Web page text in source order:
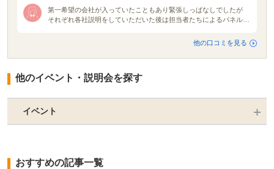
第一希望の会社が入っていたこともあり緊張しっぱなしでしたが
それぞれ各社説明をしていただいた後は担当者たちによるパネルデ
通の説明会でしたらもっとたっぷり時間をかけて説明をしてくれる
のですが、今回は会社の魅力などを伝えてもらものなので参加した
私たちは「え？もう終わり？」と思いました。ですがパネルディス
くる各社の色や使命、魅力を感じられました。 合同説明会の雰囲
が解禁される月初に行う合同説明会が1番活気で溢れていたと思い
ます。規模も大きかったですまた名前が知られている大手企業の説
明会ブースには就活生が集中しがちだと思いました。
他の口コミを見る
他のイベント・説明会を探す
イベント
おすすめの記事一覧